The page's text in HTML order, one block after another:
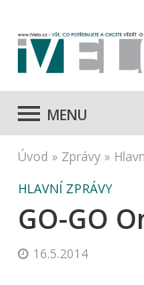
MENU
Úvod » Zprávy »
HLAVNÍ ZPRÁVY
GO-GO
16.5.2014